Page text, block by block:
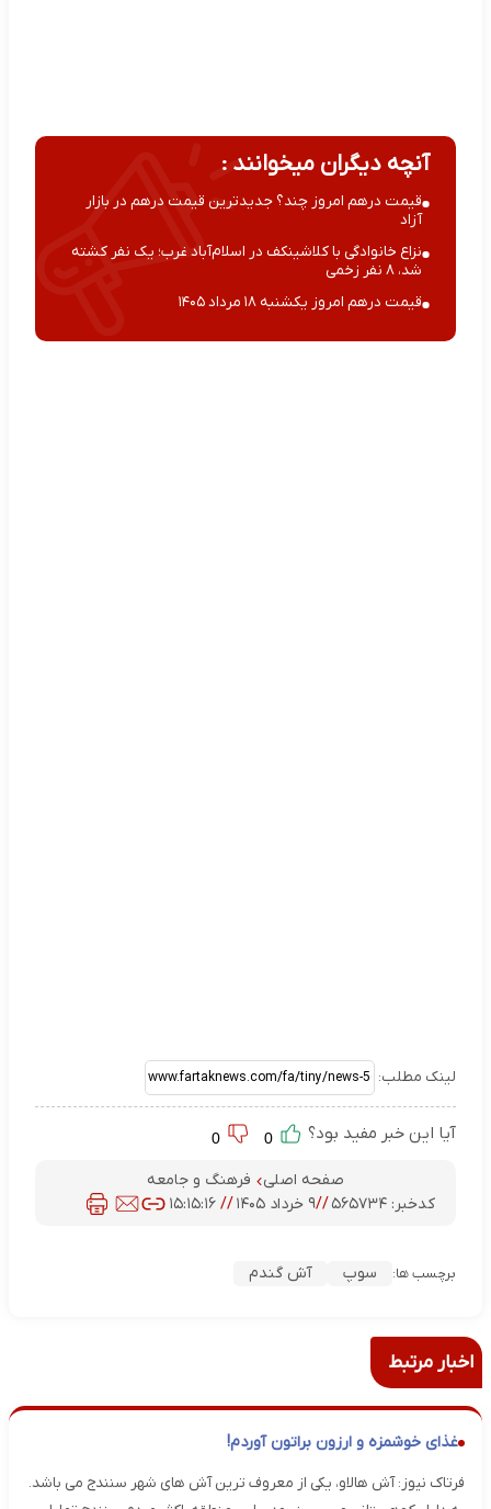
آنچه دیگران میخوانند :
قیمت درهم امروز چند؟ جدیدترین قیمت درهم در بازار
آزاد
نزاع خانوادگی با کلاشینکف در اسلام‌آباد غرب؛ یک نفر کشته
شد، ۸ نفر زخمی
قیمت درهم امروز یکشنبه ۱۸ مرداد ۱۴۰۵
لینک مطلب:
آیا این خبر مفید بود؟
صفحه اصلی
فرهنگ و جامعه
کدخبر: ۵۶۵۷۳۴ //۹ خرداد ۱۴۰۵ // ۱۵:۱۵:۱۶
برچسب ها: سوپ آش گندم
اخبار مرتبط
غذای خوشمزه و ارزون براتون آوردم!
فرتاک نیوز: آش هالاو، یکی از معروف ترین آش های شهر سنندج می باشد.